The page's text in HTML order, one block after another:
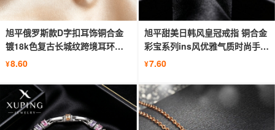
旭平俄罗斯款D字扣耳饰铜合金
镀18k色复古长城纹跨境耳环耳
扣批发
¥8.60
旭平甜美日韩风皇冠戒指 铜合金
彩宝系列ins风优雅气质时尚手饰
女
¥7.60